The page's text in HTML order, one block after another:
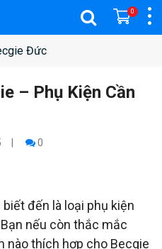
0
Đức
– Phụ Kiện Cần
0
đến là loại phụ kiện
nếu còn thắc mắc
nào thích hợp cho Becgie